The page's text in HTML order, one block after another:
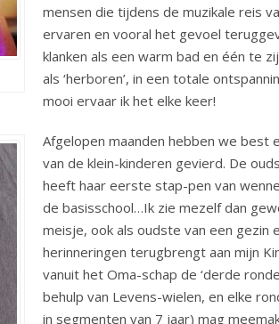
mensen die tijdens de muzikale reis
ervaren en vooral het gevoel
klanken als een warm bad en één te
als ‘herboren’, in een totale
mooi ervaar ik het elke keer!
Afgelopen maanden hebben we best
van de klein-kinderen gevierd. De
heeft haar eerste stap-pen van
de basisschool…Ik zie mezelf dan
meisje, ook als oudste van een gezin
herinneringen terugbrengt aan mijn
vanuit het Oma-schap de ‘derde
behulp van Levens-wielen, en elke
in segmenten van 7 jaar) mag